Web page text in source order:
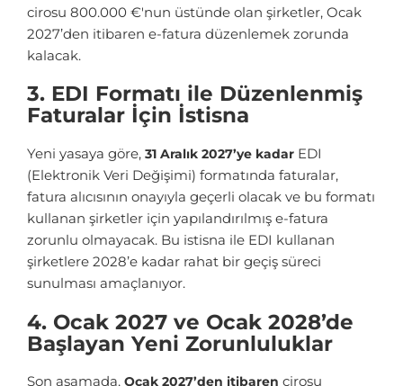
cirosu 800.000 €'nun üstünde olan şirketler, Ocak
2027’den itibaren e-fatura düzenlemek zorunda
kalacak.
3. EDI Formatı ile Düzenlenmiş
Faturalar İçin İstisna
Yeni yasaya göre, 31 Aralık 2027’ye kadar EDI
(Elektronik Veri Değişimi) formatında faturalar,
fatura alıcısının onayıyla geçerli olacak ve bu formatı
kullanan şirketler için yapılandırılmış e-fatura
zorunlu olmayacak. Bu istisna ile EDI kullanan
şirketlere 2028’e kadar rahat bir geçiş süreci
sunulması amaçlanıyor.
4. Ocak 2027 ve Ocak 2028’de
Başlayan Yeni Zorunluluklar
Son aşamada, Ocak 2027’den itibaren cirosu